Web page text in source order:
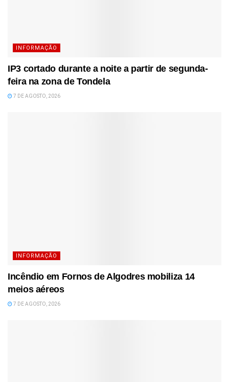
INFORMAÇÃO
IP3 cortado durante a noite a partir de segunda-
feira na zona de Tondela
7 DE AGOSTO, 2026
INFORMAÇÃO
Incêndio em Fornos de Algodres mobiliza 14
meios aéreos
7 DE AGOSTO, 2026